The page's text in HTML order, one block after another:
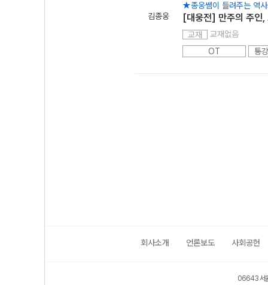
김종웅
★종웅쌤이 들려주는 역
[대웅전] 만주의 주인,
교재
교재없음
OT
통
회사소개 언론보도 사회공헌
06643 서